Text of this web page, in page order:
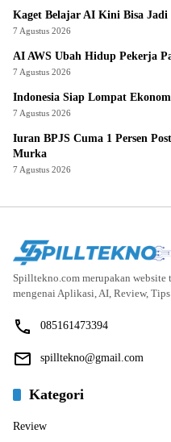
Kaget Belajar AI Kini Bisa
7 Agustus 2026
AI AWS Ubah Hidup Pekerja
7 Agustus 2026
Indonesia Siap Lompat
7 Agustus 2026
Iuran BPJS Cuma 1 Persen
Murka
7 Agustus 2026
Spilltekno.com merupakan
mengenai Aplikasi, AI, Review,
085161473394
spilltekno@gmail.com
Kategori
Review